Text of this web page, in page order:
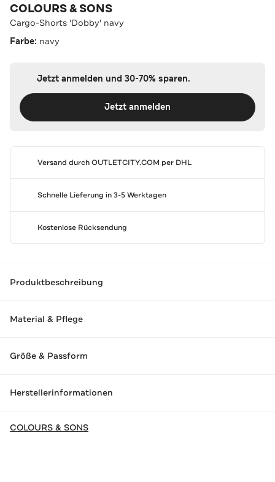
COLOURS & SONS
Cargo-Shorts 'Dobby' navy
Farbe: navy
Jetzt anmelden und 30-70% sparen.
Jetzt anmelden
Versand durchOUTLETCITY.COM per DHL
Schnelle Lieferung in 3-5 Werktagen
Kostenlose Rücksendung
Produktbeschreibung
Material & Pflege
Größe & Passform
Herstellerinformationen
COLOURS & SONS